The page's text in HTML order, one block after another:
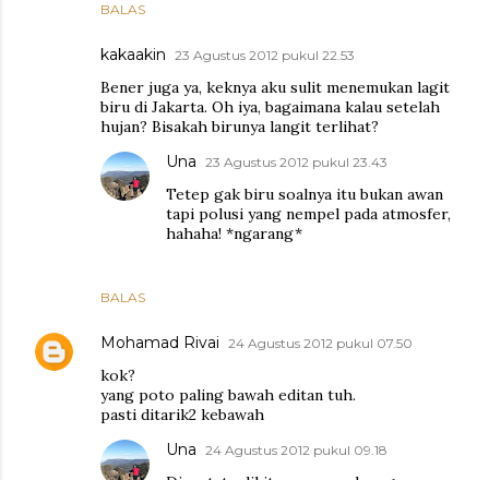
BALAS
kakaakin 23 Agustus 2012 pukul 22.53
Bener juga ya, keknya aku sulit menemukan lagit
biru di Jakarta. Oh iya, bagaimana kalau setelah
hujan? Bisakah birunya langit terlihat?
BALAS
Una 23 Agustus 2012 pukul 23.43
Tetep gak biru soalnya itu bukan awan
tapi polusi yang nempel pada atmosfer,
hahaha! *ngarang*
Mohamad Rivai 24 Agustus 2012 pukul 07.50
kok?
yang poto paling bawah editan tuh.
pasti ditarik2 kebawah
Una 24 Agustus 2012 pukul 09.18